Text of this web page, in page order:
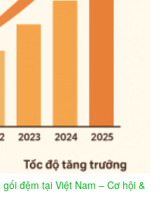
đệm tại Việt Nam – Cơ hội &